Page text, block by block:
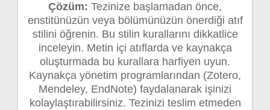
Çözüm: Tezinize başlamadan önce,
enstitünüzün veya bölümünüzün önerdiği atıf
stilini öğrenin. Bu stilin kurallarını dikkatlice
inceleyin. Metin içi atıflarda ve kaynakça
oluşturmada bu kurallara harfiyen uyun.
Kaynakça yönetim programlarından (Zotero,
Mendeley, EndNote) faydalanarak işinizi
kolaylaştırabilirsiniz. Tezinizi teslim etmeden